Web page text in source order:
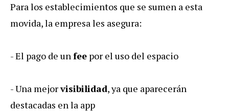
Paralos establecimientos que se sumen a esta
movida,la empresales asegura:
-El pago de unfee por el uso del espacio
-Una mejorvisibilidad,ya que aparecerán
destacadas enla app